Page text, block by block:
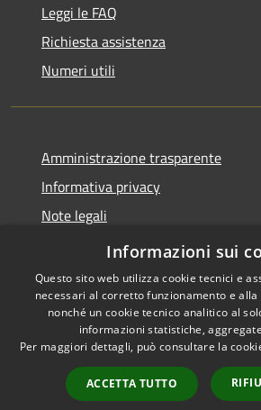
Leggi le FAQ
Richiesta assistenza
Numeri utili
Amministrazione trasparente
Informativa privacy
Note legali
Dichiarazione di accessibilità
Accessibilità
Informazioni sui
Questo sito web utilizza cookie tecnici e
necessari al corretto funzionamento e
nonché un cookie tecnico analitico al
informazioni statistiche,
Per maggiori dettagli, può consultare la
ACCETTA TUTTO